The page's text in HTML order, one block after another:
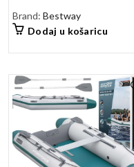
Brand:Bestway
Dodaj u košaricu